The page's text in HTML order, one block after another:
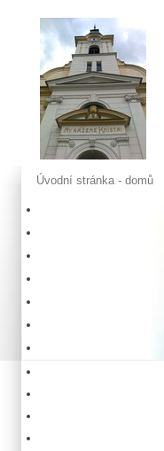
Úvodní stránka - domů